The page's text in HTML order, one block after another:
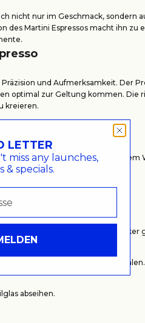
nicht nur im Geschmack, sondern
des Martini Espressos macht ihn zu
und Aufmerksamkeit. Der
optimal zur Geltung kommen. Die
kreieren.
verwenden und mit heißem
Hauch von Vermouth mischen.
zur Martini-Basis in das Shaker
zu vermischen und abzukühlen.
abseihen.
LETTER
miss any launches,
& specials.